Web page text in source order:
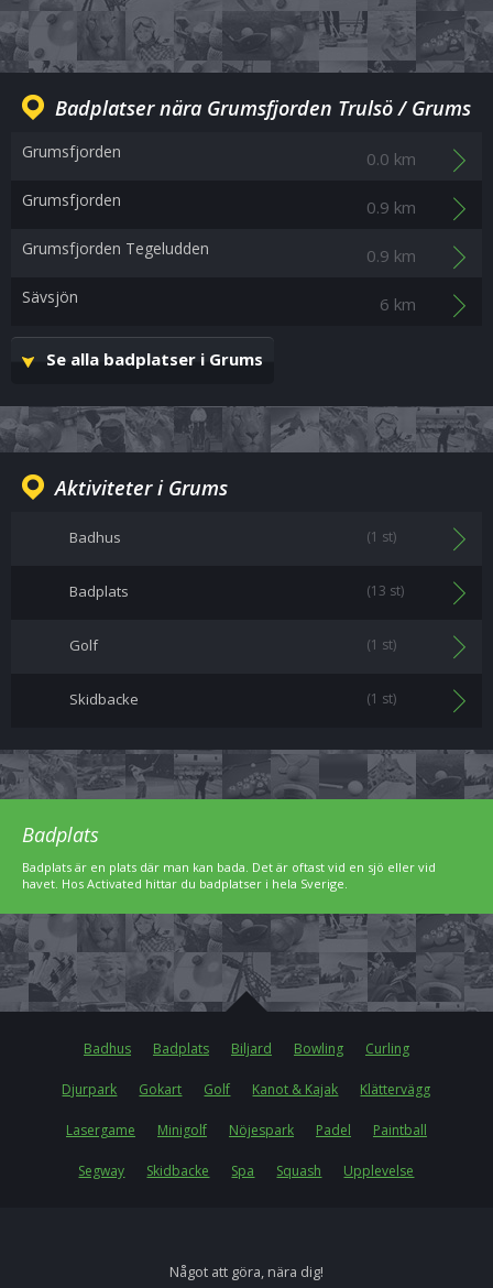
Badplatser nära Grumsfjorden Trulsö / Grums
Grumsfjorden 0.0 km
Grumsfjorden 0.9 km
Grumsfjorden Tegeludden 0.9 km
Sävsjön 6 km
Se alla badplatser i Grums
Aktiviteter i Grums
Badhus (1 st)
Badplats (13 st)
Golf (1 st)
Skidbacke (1 st)
Badplats
Badplats är en plats där man kan bada. Det är oftast vid en sjö eller vid
havet. Hos Activated hittar du badplatser i hela Sverige.
Badhus Badplats Biljard Bowling Curling
Djurpark Gokart Golf Kanot & Kajak Klättervägg
Lasergame Minigolf Nöjespark Padel Paintball
Segway Skidbacke Spa Squash Upplevelse
Något att göra, nära dig!